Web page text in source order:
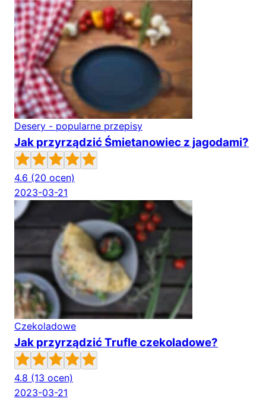
Desery - popularne przepisy
Jak przyrządzić Śmietanowiec z jagodami?
4.6 (20 ocen)
2023-03-21
Czekoladowe
Jak przyrządzić Trufle czekoladowe?
4.8 (13 ocen)
2023-03-21